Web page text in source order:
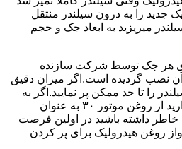
جدید را به درون سیلندر منتقل
میریزید به ابعاد جک و حجم
هر جک توسط شرکت سازنده
نصب گردیده است.اگر میزان دقیق
را تا حد ممکن پر نمایید.اگر به
روغن هیدرولیک دسترسی ندارید از روغن موتور ۳۰ به عنوان
خاطر داشته باشید در اولین فرصت
روغن هیدرولیک برای پر کردن